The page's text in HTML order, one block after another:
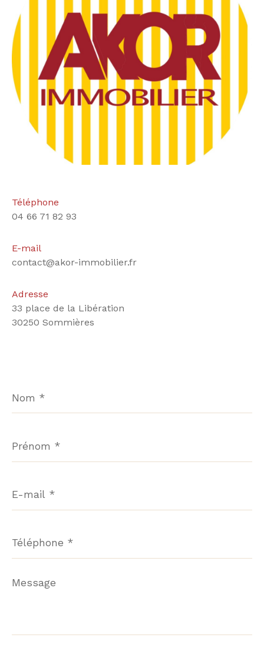
Téléphone
04 66 71 82 93
E-mail
contact@akor-immobilier.fr
Adresse
33 place de la Libération
30250 Sommières
*
*
mail
*
*
Message
*